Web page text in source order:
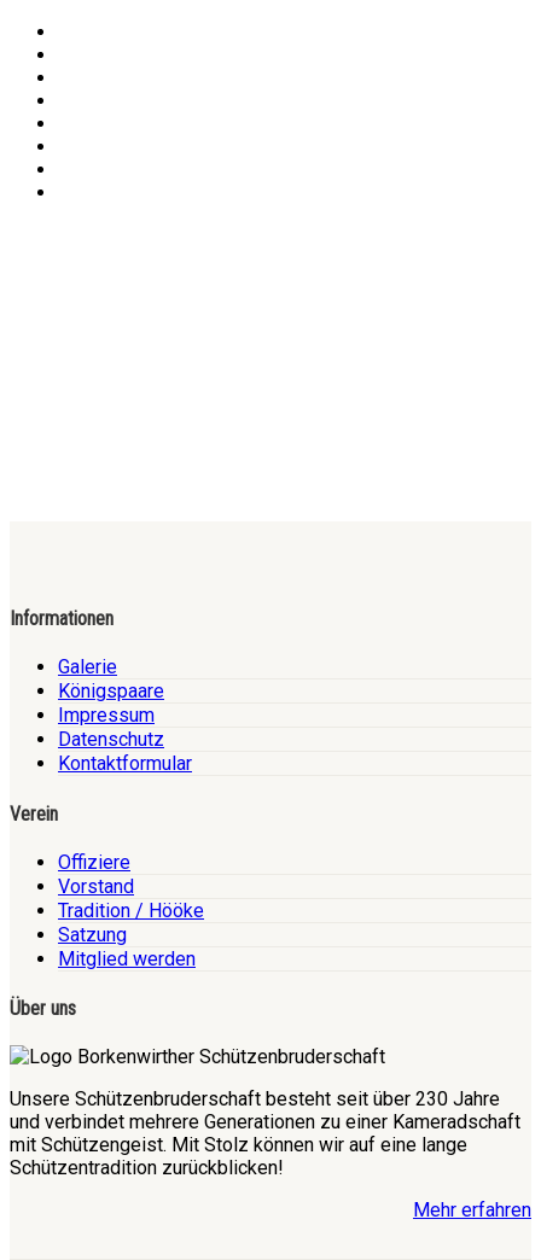
Informationen
Galerie
Königspaare
Impressum
Datenschutz
Kontaktformular
Verein
Offiziere
Vorstand
Tradition / Hööke
Satzung
Mitglied werden
Über uns
Unsere Schützenbruderschaft besteht seit über 230 Jahre
und verbindet mehrere Generationen zu einer Kameradschaft
mit Schützengeist. Mit Stolz können wir auf eine lange
Schützentradition zurückblicken!
Mehr erfahren